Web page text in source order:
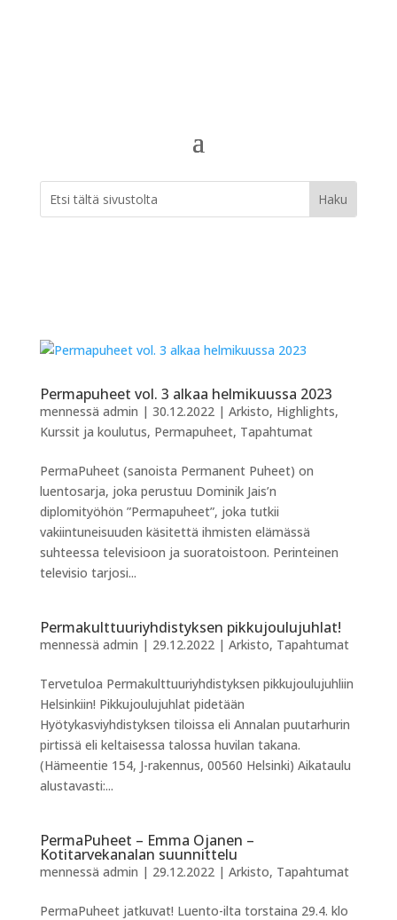
Permapuheet vol. 3 alkaa helmikuussa 2023
mennessä admin | 30.12.2022| Arkisto, Highlights,
Kurssit ja koulutus, Permapuheet, Tapahtumat
PermaPuheet (sanoista Permanent Puheet) on
luentosarja, joka perustuu Dominik Jais’n
diplomityöhön ”Permapuheet”, joka tutkii
vakiintuneisuuden käsitettä ihmisten elämässä
suhteessa televisioon ja suoratoistoon. Perinteinen
televisio tarjosi...
Permakulttuuriyhdistyksen pikkujoulujuhlat!
mennessä admin | 29.12.2022| Arkisto, Tapahtumat
Tervetuloa Permakulttuuriyhdistyksen pikkujoulujuhliin
Helsinkiin! Pikkujoulujuhlat pidetään
Hyötykasviyhdistyksen tiloissa eli Annalan puutarhurin
pirtissä eli keltaisessa talossa huvilan takana.
(Hämeentie 154, J-rakennus, 00560 Helsinki) Aikataulu
alustavasti:...
PermaPuheet – Emma Ojanen –
Kotitarvekanalan suunnittelu
mennessä admin | 29.12.2022| Arkisto, Tapahtumat
PermaPuheet jatkuvat! Luento-ilta torstaina 29.4. klo